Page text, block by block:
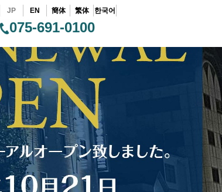
JP EN 簡体 繁体 한국어
075-691-0100